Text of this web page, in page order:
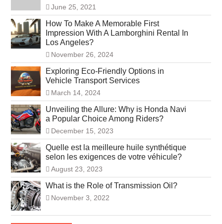
June 25, 2021
How To Make A Memorable First
Impression With A Lamborghini Rental In
Los Angeles?
November 26, 2024
Exploring Eco-Friendly Options in
Vehicle Transport Services
March 14, 2024
Unveiling the Allure: Why is Honda Navi
a Popular Choice Among Riders?
December 15, 2023
Quelle est la meilleure huile synthétique
selon les exigences de votre véhicule?
August 23, 2023
What is the Role of Transmission Oil?
November 3, 2022